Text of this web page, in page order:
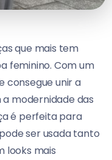
que mais tem
feminino. Com um
consegue unir a
modernidade das
é perfeita para
ser usada tanto
looks mais